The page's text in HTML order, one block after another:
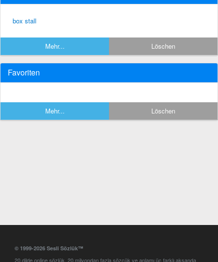
box stall
Mehr... Löschen
Favoriten
Mehr... Löschen
© 1999-2026 Sesli Sözlük™
20 dilde online sözlük. 20 milyondan fazla sözcük ve anlamı üç farklı aksanda